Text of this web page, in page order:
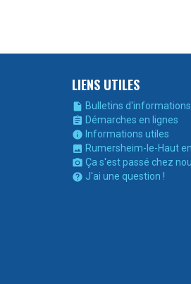
LIENS UTILES
 Bulletins d'informations
 Démarches en lignes
 Informations utiles
 Rumersheim-le-Haut
 Ça s'est passé chez
 J'ai une question !